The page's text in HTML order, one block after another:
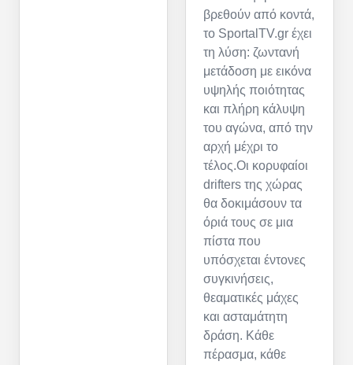
βρεθούν από κοντά,
το SportalTV.gr έχει
τη λύση: ζωντανή
μετάδοση με εικόνα
υψηλής ποιότητας
και πλήρη κάλυψη
του αγώνα, από την
αρχή μέχρι το
τέλος.Οι κορυφαίοι
drifters της χώρας
θα δοκιμάσουν τα
όριά τους σε μια
πίστα που
υπόσχεται έντονες
συγκινήσεις,
θεαματικές μάχες
και ασταμάτητη
δράση. Κάθε
πέρασμα, κάθε